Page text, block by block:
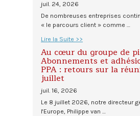
juil. 24, 2026
De nombreuses entreprises
« le parcours client » comme …
Lire la Suite >>
Au cœur du groupe de
Abonnements et
PPA : retours sur la
juillet
juil. 16, 2026
Le 8 juillet 2026, notre directeur
l'Europe, Philippe van …